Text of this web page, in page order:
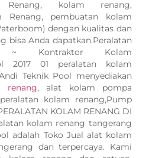
Renang, kolam renang,
Renang, pembuatan kolam
dengan kualitas dan
bisa Anda dapatkan.Peralatan
~ Kontraktor Kolam
2017 01 peralatan kolam
Teknik Pool menyediakan
renang, alat kolam pompa
kolam renang,Pump
KOLAM RENANG DI
kolam renang tangerang
adalah Toko Jual alat kolam
dan terpercaya. Kami